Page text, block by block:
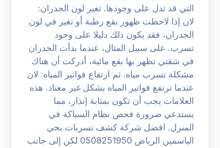
التي قد تدل على وجودها. تغير لون الجدران:
لان إذا لاحظت ظهور بقع رطبة أو تغير في لون
الجدران، فقد يكون ذلك دليلا على وجود
تسرب. على سبيل المثال، عندما بدأت الجدران
في شقتي تظهر بها بقع مائية، أدركت أن هناك
مشكلة تسرب مياه. ثم ارتفاع فواتير المياه: لان
عندما ترتفع فواتير المياه بشكل غير معتاد. هذه
العلامات يجب أن تكون بمثابة إنذار، مما
يستدعي ضرورة فحص نظام السباكة في
المنزل. افضل شركة كشف تسربات بحي
الياسمين الرياض 0508251950 لكن إلى جانب